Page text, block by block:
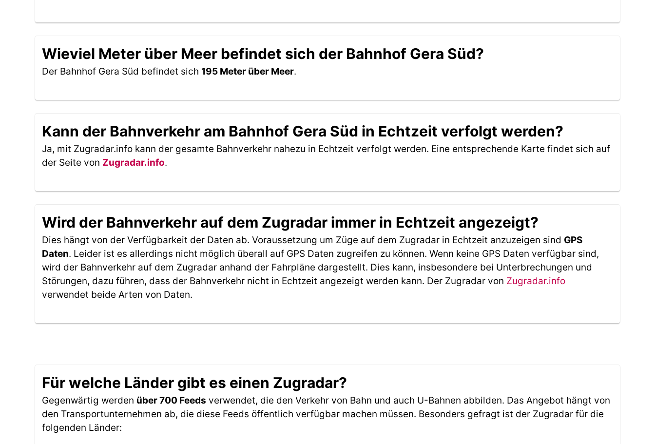
Wieviel Meter über Meer befindet sich der Bahnhof Gera Süd?
Der Bahnhof Gera Süd befindet sich 195 Meter über Meer.
Kann der Bahnverkehr am Bahnhof Gera Süd in Echtzeit verfolgt werden?
Ja, mit Zugradar.info kann der gesamte Bahnverkehr nahezu in Echtzeit verfolgt werden. Eine entsprechende Karte findet sich auf
der Seite von Zugradar.info.
Wird der Bahnverkehr auf dem Zugradar immer in Echtzeit angezeigt?
Dies hängt von der Verfügbarkeit der Daten ab. Voraussetzung um Züge auf dem Zugradar in Echtzeit anzuzeigen sind GPS
Daten. Leider ist es allerdings nicht möglich überall auf GPS Daten zugreifen zu können. Wenn keine GPS Daten verfügbar sind,
wird der Bahnverkehr auf dem Zugradar anhand der Fahrpläne dargestellt. Dies kann, insbesondere bei Unterbrechungen und
Störungen, dazu führen, dass der Bahnverkehr nicht in Echtzeit angezeigt werden kann. Der Zugradar von Zugradar.info
verwendet beide Arten von Daten.
Für welche Länder gibt es einen Zugradar?
Gegenwärtig werden über 700 Feeds verwendet, die den Verkehr von Bahn und auch U-Bahnen abbilden. Das Angebot hängt von
den Transportunternehmen ab, die diese Feeds öffentlich verfügbar machen müssen. Besonders gefragt ist der Zugradar für die
folgenden Länder: